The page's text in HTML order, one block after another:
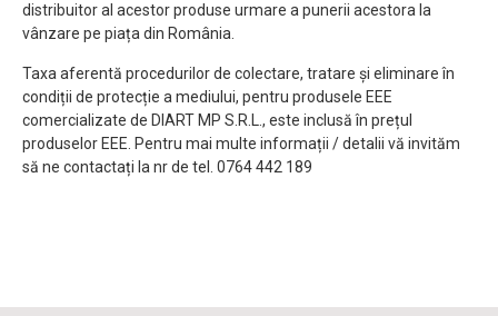
distribuitor al acestor produse urmare a punerii acestora la
vânzare pe piața din România.
Taxa aferentă procedurilor de colectare, tratare și eliminare în
condiții de protecție a mediului, pentru produsele EEE
comercializate de DIART MP S.R.L., este inclusă în prețul
produselor EEE. Pentru mai multe informații / detalii vă invităm
să ne contactați la nr de tel. 0764 442 189